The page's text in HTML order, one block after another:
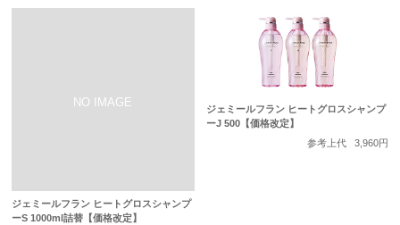
ジェミールフラン ヒートグロスシャンプ
ーS 1000ml詰替【価格改定】
ジェミールフラン ヒートグロスシャンプ
ーJ 500【価格改定】
参考上代
3,960円